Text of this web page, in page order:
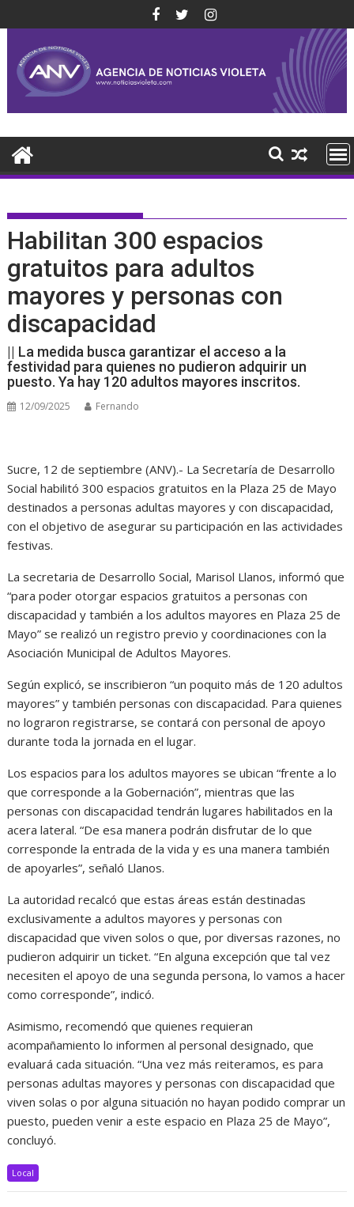
al
contenido
Habilitan 300 espacios
gratuitos para adultos
mayores y personas con
discapacidad
|| La medida busca garantizar el acceso a la
festividad para quienes no pudieron adquirir un
puesto. Ya hay 120 adultos mayores inscritos.
12/09/2025 Fernando
Sucre, 12 de septiembre (ANV).- La Secretaría de Desarrollo
Social habilitó 300 espacios gratuitos en la Plaza 25 de Mayo
destinados a personas adultas mayores y con discapacidad,
con el objetivo de asegurar su participación en las actividades
festivas.
La secretaria de Desarrollo Social, Marisol Llanos, informó que
“para poder otorgar espacios gratuitos a personas con
discapacidad y también a los adultos mayores en Plaza 25 de
Mayo” se realizó un registro previo y coordinaciones con la
Asociación Municipal de Adultos Mayores.
Según explicó, se inscribieron “un poquito más de 120 adultos
mayores” y también personas con discapacidad. Para quienes
no lograron registrarse, se contará con personal de apoyo
durante toda la jornada en el lugar.
Los espacios para los adultos mayores se ubican “frente a lo
que corresponde a la Gobernación”, mientras que las
personas con discapacidad tendrán lugares habilitados en la
acera lateral. “De esa manera podrán disfrutar de lo que
corresponde la entrada de la vida y es una manera también
de apoyarles”, señaló Llanos.
La autoridad recalcó que estas áreas están destinadas
exclusivamente a adultos mayores y personas con
discapacidad que viven solos o que, por diversas razones, no
pudieron adquirir un ticket. “En alguna excepción que tal vez
necesiten el apoyo de una segunda persona, lo vamos a hacer
como corresponde”, indicó.
Asimismo, recomendó que quienes requieran
acompañamiento lo informen al personal designado, que
evaluará cada situación. “Una vez más reiteramos, es para
personas adultas mayores y personas con discapacidad que
viven solas o por alguna situación no hayan podido comprar un
puesto, pueden venir a este espacio en Plaza 25 de Mayo”,
concluyó.
Local